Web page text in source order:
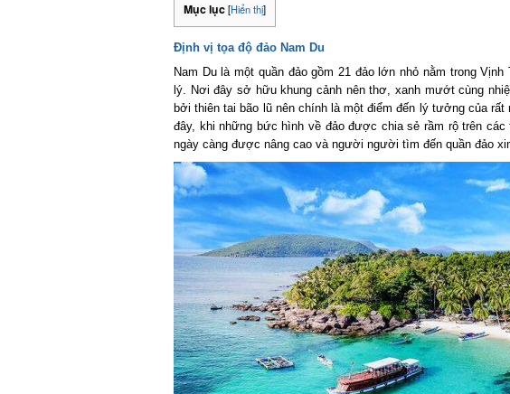
Mục lục [Hiển thị]
Định vị tọa độ đảo Nam Du
Nam Du là một quần đảo gồm 21 đảo lớn nhỏ nằm trong Vịnh
lý. Nơi đây sở hữu khung cảnh nên thơ, xanh mướt cùng
bởi thiên tai bão lũ nên chính là một điểm đến lý tưởng của rất
đây, khi những bức hình về đảo được chia sẻ rầm rộ trên các
ngày càng được nâng cao và người người tìm đến quần đảo